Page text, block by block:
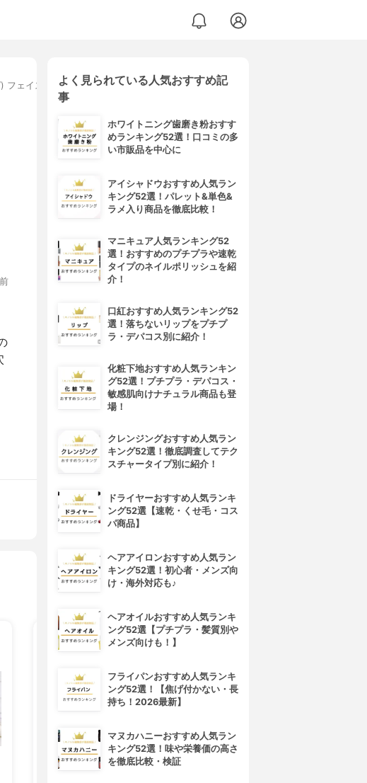
フェイスクリア ジェル
4位
よく見られている人気おすすめ記
事
ホワイトニング歯磨き粉おすす
めランキング52選！口コミの多
い市販品を中心に
アイシャドウおすすめ人気ラン
キング52選！パレット&単色&
ラメ入り商品を徹底比較！
マニキュア人気ランキング52
選！おすすめのプチプラや速乾
タイプのネイルポリッシュを紹
介！
口紅おすすめ人気ランキング52
選！落ちないリップをプチプ
ラ・デパコス別に紹介！
化粧下地おすすめ人気ランキン
グ52選！プチプラ・デパコス・
敏感肌向けナチュラル商品も登
場！
クレンジングおすすめ人気ラン
キング52選！徹底調査してテク
スチャータイプ別に紹介！
ドライヤーおすすめ人気ランキ
ング52選【速乾・くせ毛・コス
パ商品】
ヘアアイロンおすすめ人気ラン
キング52選！初心者・メンズ向
け・海外対応も♪
ヘアオイルおすすめ人気ランキ
ング52選【プチプラ・髪質別や
メンズ向けも！】
フライパンおすすめ人気ランキ
ング52選！【焦げ付かない・長
持ち！2026最新】
マヌカハニーおすすめ人気ラン
キング52選！味や栄養価の高さ
を徹底比較・検証